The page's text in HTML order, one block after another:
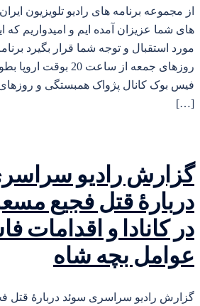
از مجموعه برنامه های رادیو تلویزیون
های شما عزیزان آمده ایم و امیدواریم که
مورد استقبال و توجه شما قرار بگیرد
روزهای جمعه از ساعت
فیس بوک کانال پژواک همبستگی و
[…]
گزارش رادیو
دربارهٔ قتل فجیع
در کانادا و اقدامات
عوامل بچه شاه
گزارش رادیو سراسری سوئد دربارهٔ قتل